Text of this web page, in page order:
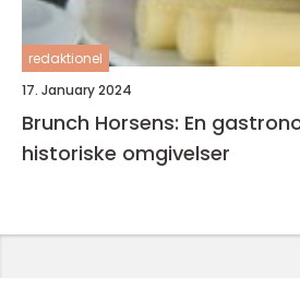
redaktionel
17. January 2024
Brunch Horsens: En
historiske omgivelser